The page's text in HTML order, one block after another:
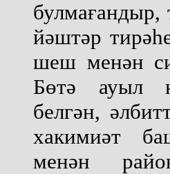
йәштәр
шеш менән
Бөтә ауыл
белгән,
хакимиәт
менән